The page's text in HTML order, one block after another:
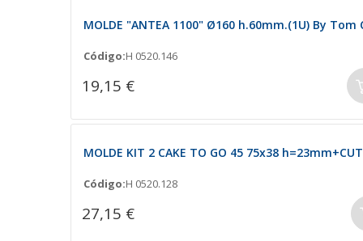
MOLDE "ANTEA 1100" Ø160 h.60mm.(1U) By Tom
Código:H 0520.146
19,15 €
MOLDE KIT 2 CAKE TO GO 45 75x38
Código:H 0520.128
27,15 €